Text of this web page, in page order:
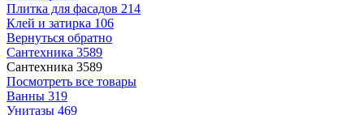
Плитка для фасадов 214
Клей и затирка 106
Вернуться обратно
Сантехника 3589
Сантехника 3589
Посмотреть все товары
Ванны 319
Унитазы 469